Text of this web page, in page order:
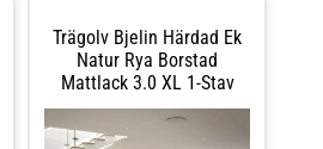
slitagetålig och idealisk för livliga
utrymmen som hotell, butiker,
kontor och kaféer - eller på de
ställen i hemmet där golvet
behöver klara lite extra. Den
mattlackade ytan skyddar mot
fläckar och gör golvet lätt att
Trägolv Bjelin Härdad Ek
Natur Rya Borstad
Mattlack 3.0 XL 1-Stav